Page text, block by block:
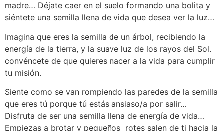
madre… Déjate caer en el suelo formando una bolita y
siéntete una semilla llena de vida que desea ver la luz…
Imagina que eres la semilla de un árbol, recibiendo la
energía de la tierra, y la suave luz de los rayos del Sol.
convéncete de que quieres nacer a la vida para cumplir
tu misión.
Siente como se van rompiendo las paredes de la semilla
que eres tú porque tú estás ansiaso/a por salir…
Disfruta de ser una semilla llena de energía de vida…
Empiezas a brotar y pequeños rotes salen de ti hacia la